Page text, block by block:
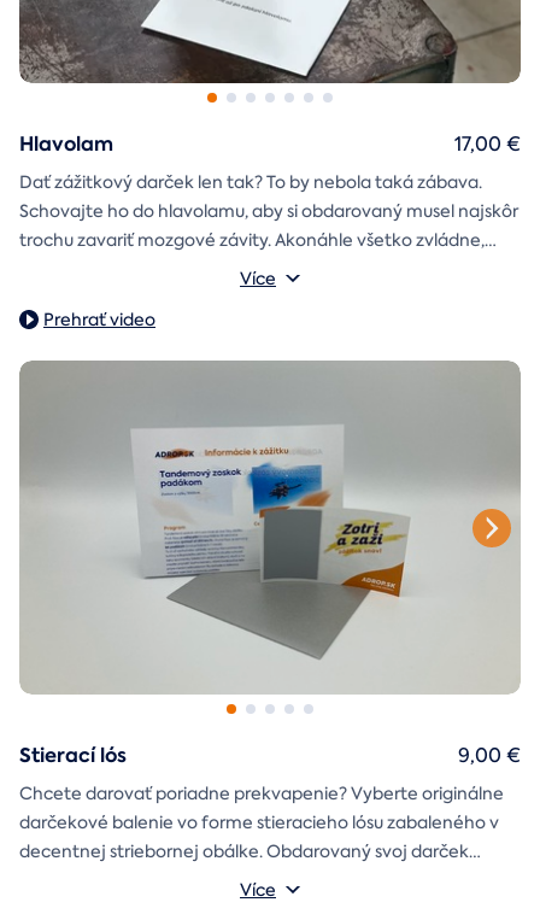
Hlavolam
Dať zážitkový darček len tak? To by nebola taká zábava.
Schovajte ho do hlavolamu, aby si obdarovaný musel najskôr
trochu zavariť mozgové závity. Akonáhle všetko zvládne,
objaví poukaz na zážitok i s vašim venováním.
Vonkajšie rozmery: 15,5 × 8,5 × 5 cm
Více
17,00 €
Prehrať video
Stierací lós
Chcete darovať poriadne prekvapenie? Vyberte originálne
darčekové balenie vo forme stieracieho lósu zabaleného v
decentnej striebornej obálke. Obdarovaný svoj darček
objaví až po chvíľke napätia počas stierania. Jedno je isté, u
Více
9,00 €